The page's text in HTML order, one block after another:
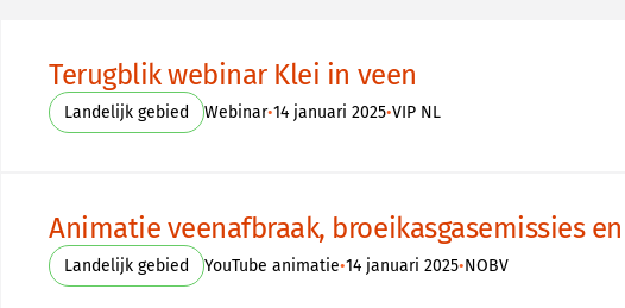
Terugblik webinar Klei in veen
Landelijk gebied Webinar•14 januari 2025•VIP NL
Animatie veenafbraak, broeikasgasemissies
Landelijk gebied YouTube animatie•14 januari 2025•NOBV